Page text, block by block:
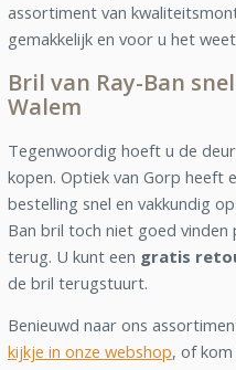
assortiment van
gemakkelijk en voor u het
Bril van Ray-Ban
Walem
Tegenwoordig hoeft u de
kopen. Optiek van Gorp heeft
bestelling snel en vakkundig
Ban bril toch niet goed
terug. U kunt een gratis
de bril terugstuurt.
Benieuwd naar ons
kijkje in onze webshop, of kom